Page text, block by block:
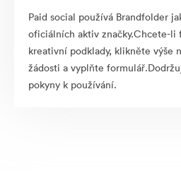
Paid social používá Brandfolder
oficiálních aktiv značky.Chcete-li
kreativní podklady, klikněte výše
žádosti a vyplňte
pokyny k používání.